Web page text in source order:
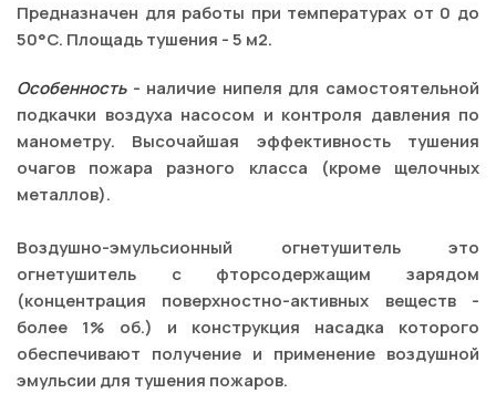
Предназначен для работы при температурах от 0 до
50°C. Площадь тушения - 5 м2.
Особенность- наличие нипеля для самостоятельной
подкачки воздуха насосом и контроля давления по
манометру. Высочайшая эффективность тушения
очагов пожара разного класса (кроме щелочных
металлов).
Воздушно-эмульсионный огнетушитель это
огнетушитель с фторсодержащим зарядом
(концентрация поверхностно-активных веществ -
более 1% об.) и конструкция насадка которого
обеспечивают получение и применение воздушной
эмульсии для тушения пожаров.